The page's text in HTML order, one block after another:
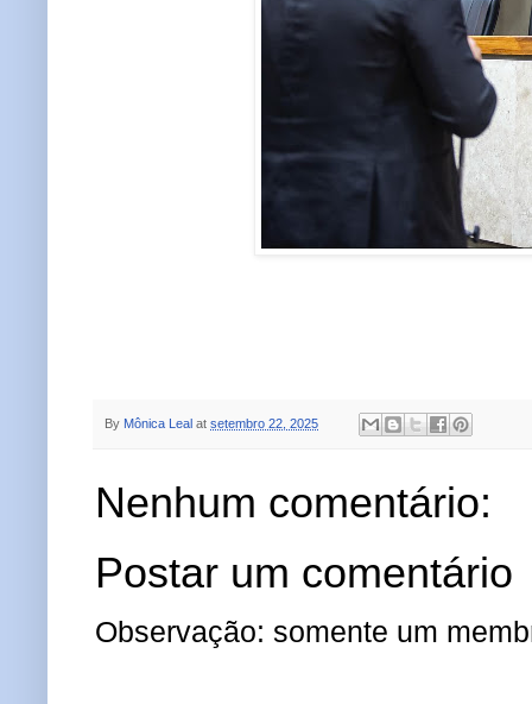
By Mônica Leal at setembro 22, 2025
Nenhum comentário:
Postar um comentário
Observação: somente um